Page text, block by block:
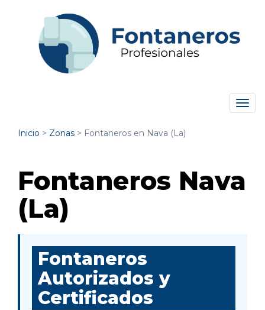
Inicio > Zonas > Fontaneros en Nava (La)
Fontaneros Nava
(La)
Fontaneros
Autorizados y
Certificados